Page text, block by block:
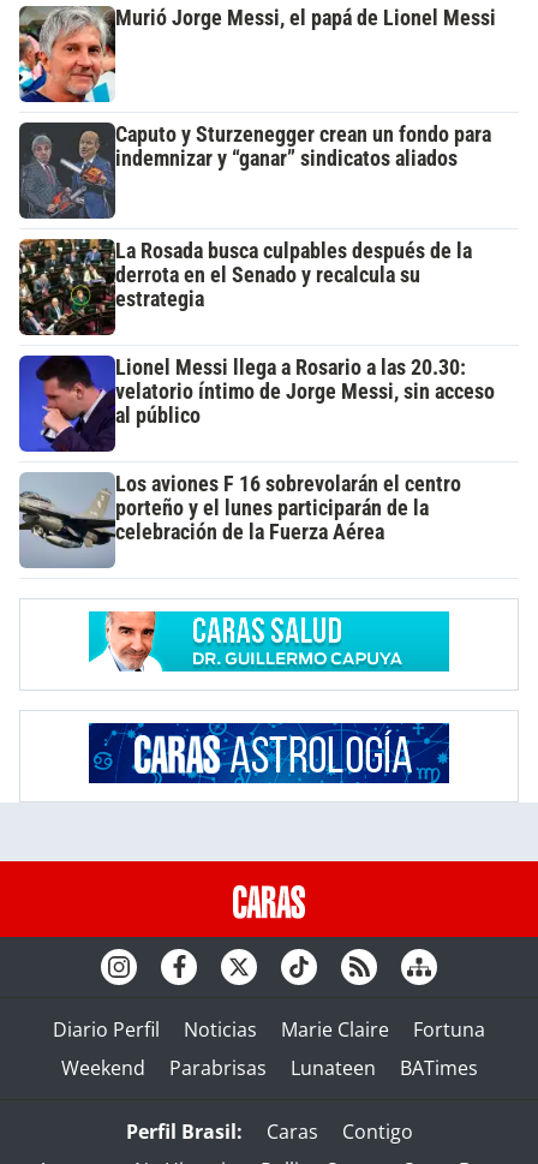
Murió Jorge Messi, el papá de Lionel Messi
Caputo y Sturzenegger crean un fondo para
indemnizar y “ganar” sindicatos aliados
La Rosada busca culpables después de la
derrota en el Senado y recalcula su
estrategia
Lionel Messi llega a Rosario a las 20.30:
velatorio íntimo de Jorge Messi, sin acceso
al público
Los aviones F 16 sobrevolarán el centro
porteño y el lunes participarán de la
celebración de la Fuerza Aérea
Diario Perfil Noticias Marie Claire
Fortuna
Weekend
Parabrisas Lunateen BATimes
Perfil Brasil: Caras
Contigo